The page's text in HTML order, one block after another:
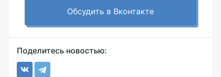
Обсудить в Вконтакте
Поделитесь новостью: